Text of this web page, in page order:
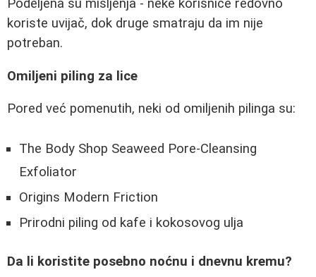
Podeljena su mišljenja - neke korisnice redovno
koriste uvijač, dok druge smatraju da im nije
potreban.
Omiljeni piling za lice
Pored već pomenutih, neki od omiljenih pilinga su:
The Body Shop Seaweed Pore-Cleansing
Exfoliator
Origins Modern Friction
Prirodni piling od kafe i kokosovog ulja
Da li koristite posebno noćnu i dnevnu kremu?